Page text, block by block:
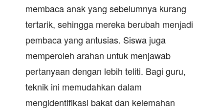
membaca anak yang sebelumnya kurang
tertarik, sehingga mereka berubah menjadi
pembaca yang antusias. Siswa juga
memperoleh arahan untuk menjawab
pertanyaan dengan lebih teliti. Bagi guru,
teknik ini memudahkan dalam
mengidentifikasi bakat dan kelemahan